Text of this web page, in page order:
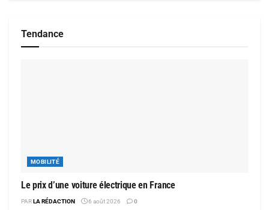
Tendance
MOBILITÉ
Le prix d’une voiture électrique en France
PARLA RÉDACTION 6 août 2026 0